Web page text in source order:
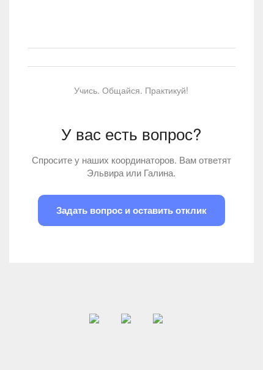
Учись. Общайся. Практикуй!
У вас есть вопрос?
Спросите у наших координаторов. Вам ответят
Эльвира или Галина.
Задать вопрос и оставить отклик